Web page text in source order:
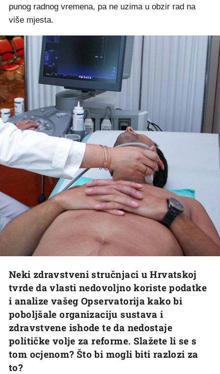
punog radnog vremena, pa ne uzima u obzir rad na
više mjesta.
Neki zdravstveni stručnjaci u Hrvatskoj
tvrde da vlasti nedovoljno koriste podatke
i analize vašeg Opservatorija kako bi
poboljšale organizaciju sustava i
zdravstvene ishode te da nedostaje
političke volje za reforme. Slažete li se s
tom ocjenom? Što bi mogli biti razlozi za
to?